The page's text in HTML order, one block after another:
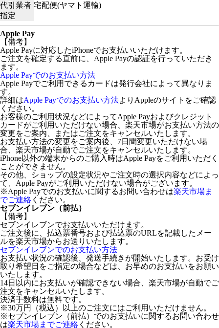
代引業者
指定
宅配便(ヤマト運輸)
Apple Pay
【備考】
Apple Payに対応したiPhoneでお支払いいただけます。
ご注文を確定する直前に、Apple Payの認証を行っていただき
ます。
Apple Payでのお支払い方法
Apple Payでご利用できるカードは発行会社によって異なりま
す。
詳細はApple Payでのお支払い方法よりAppleのサイトをご確認
ください。
お客様のご利用状況などによってApple Payおよびクレジット
カードがご利用いただけない場合、楽天市場がお支払い方法の
変更をご案内、またはご注文をキャンセルいたします。
お支払い方法の変更をご案内後、7日間変更いただけない場
合、楽天市場が自動でご注文をキャンセルいたします。
iPhone以外の端末からのご購入時はApple Payをご利用いただく
ことができません。
その他、ショップの設定状況やご注文時の選択内容などによっ
て、Apple Payがご利用いただけない場合がございます。
※Apple Payでのお支払いに関するお問い合わせは楽天市場ま
でご連絡 ください。
セブンイレブン（前払）
【備考】
セブンイレブンでお支払いいただけます。
ご注文後に、払込票番号および払込票のURLを記載したメー
ルを楽天市場からお送りいたします。
セブンイレブンでのお支払い方法
お支払い状況の確認後、発送手続きが開始いたします。お受け
取り希望日をご指定の場合などは、お早めのお支払いをお願い
いたします。
14日以内にお支払いが確認できない場合、楽天市場が自動でご
注文をキャンセルいたします。
決済手数料は無料です。
※30万円（税込）以上のご注文にはご利用いただけません。
※セブンイレブン（前払）でのお支払いに関するお問い合わせ
は楽天市場までご連絡 ください。